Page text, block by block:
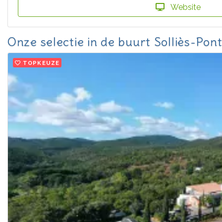
Website
Onze selectie in de buurt Solliès-Pont
TOPKEUZE